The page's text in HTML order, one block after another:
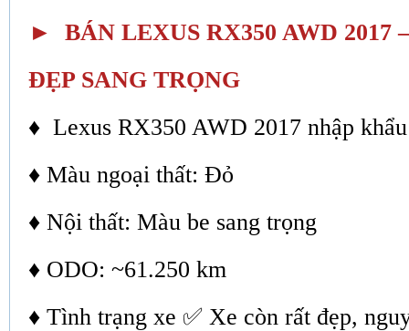
► BÁN LEXUS RX350 AWD 2017
ĐẸP SANG TRỌNG
♦ Lexus RX350 AWD 2017 nhập
♦ Màu ngoại thất: Đỏ
♦ Nội thất: Màu be sang trọng
♦ ODO: ~61.250 km
♦ Tình trạng xe ✅ Xe còn rất đẹp,